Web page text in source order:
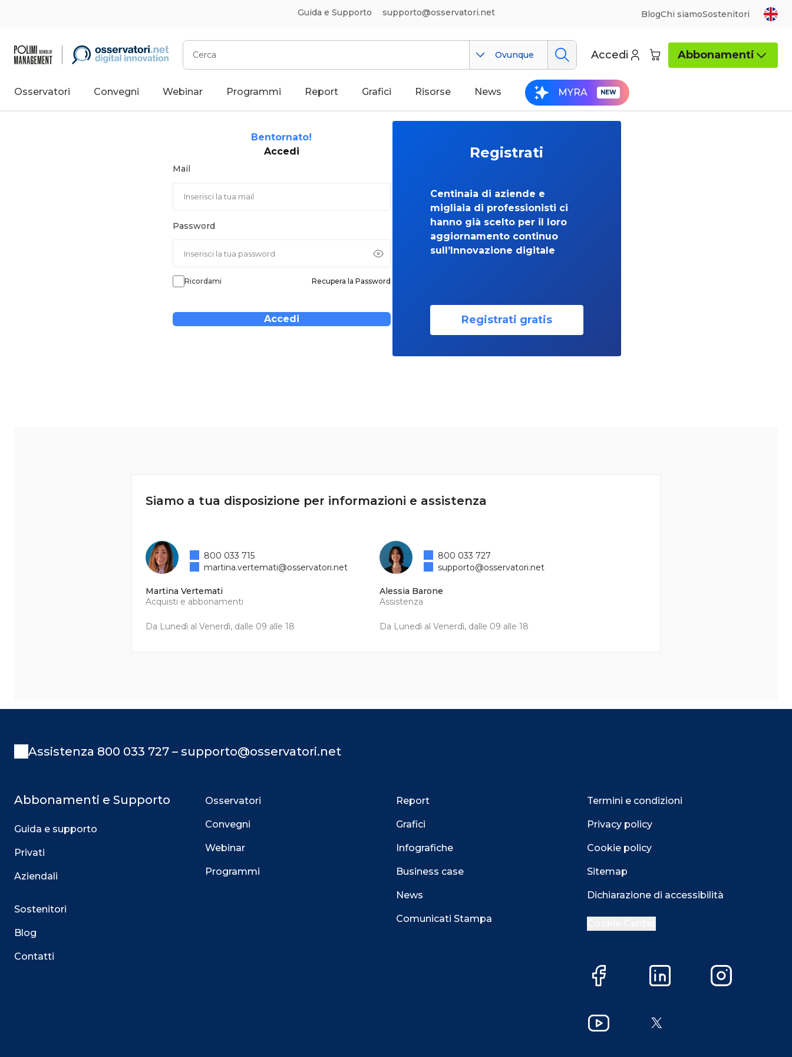
Guida e Supporto supporto@osservatori.net BlogChi siamoSostenitori
Cerca
Ovunque Accedi Abbonamenti
Osservatori Convegni Webinar Programmi Report Grafici Risorse News MYRA
Bentornato!
Accedi
Mail
Password
Ricordami Recupera la Password
Accedi
Registrati
Centinaia di aziende e
migliaia di professionisti ci
hanno già scelto per il loro
aggiornamento continuo
sull’Innovazione digitale
Registrati gratis
Siamo a tua disposizione per informazioni e assistenza
Martina Vertemati
Acquisti e abbonamenti
Da Lunedì al Venerdì, dalle 09 alle 18
800 033 715
martina.vertemati@osservatori.net
Alessia Barone
Assistenza
Da Lunedì al Venerdì, dalle 09 alle 18
800 033 727
supporto@osservatori.net
Assistenza 800 033 727 – supporto@osservatori.net
Abbonamenti e Supporto
Guida e supporto
Privati
Aziendali
Sostenitori
Blog
Contatti
Osservatori
Convegni
Webinar
Programmi
Report
Grafici
Infografiche
Business case
News
Comunicati Stampa
Termini e condizioni
Privacy policy
Cookie policy
Sitemap
Dichiarazione di accessibilità
Facebook LinkedIn Instagram
YouTube X
Accetta Più opzioni